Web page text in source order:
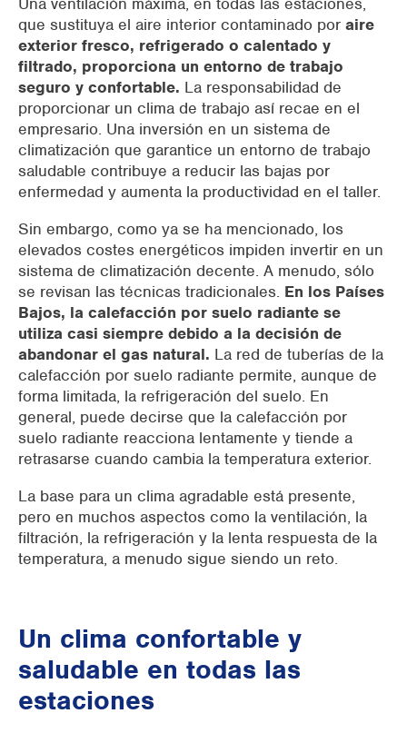
Una ventilación máxima, en todas las estaciones,
que sustituya el aire interior contaminado por aire
exterior fresco, refrigerado o calentado y
filtrado, proporciona un entorno de trabajo
seguro y confortable. La responsabilidad de
proporcionar un clima de trabajo así recae en el
empresario. Una inversión en un sistema de
climatización que garantice un entorno de trabajo
saludable contribuye a reducir las bajas por
enfermedad y aumenta la productividad en el taller.
Sin embargo, como ya se ha mencionado, los
elevados costes energéticos impiden invertir en un
sistema de climatización decente. A menudo, sólo
se revisan las técnicas tradicionales. En los Países
Bajos, la calefacción por suelo radiante se
utiliza casi siempre debido a la decisión de
abandonar el gas natural. La red de tuberías de la
calefacción por suelo radiante permite, aunque de
forma limitada, la refrigeración del suelo. En
general, puede decirse que la calefacción por
suelo radiante reacciona lentamente y tiende a
retrasarse cuando cambia la temperatura exterior.
La base para un clima agradable está presente,
pero en muchos aspectos como la ventilación, la
filtración, la refrigeración y la lenta respuesta de la
temperatura, a menudo sigue siendo un reto.
Un clima confortable y
saludable en todas las
estaciones